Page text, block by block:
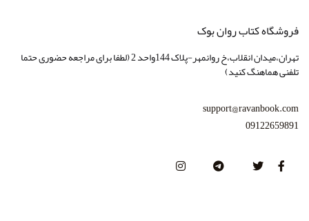
فروشگاه کتاب روان بوک
تهران،میدان انقلاب،خ روانمهر-پلاک 144واحد 2 (لطفا برای مراجعه حضوری حتما
تلفنی هماهنگ کنید)
support@ravanbook.com
09122659891